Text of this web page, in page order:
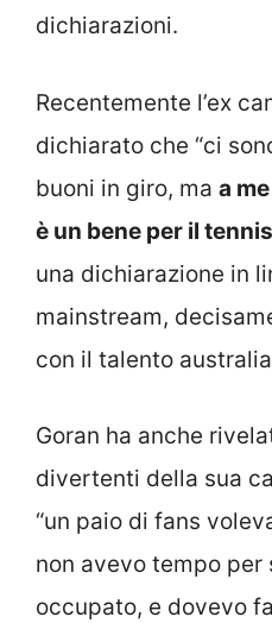
dichiarazioni.
Recentemente l’ex
dichiarato che “ci
buoni in giro, ma a
è un bene per il tennis
una dichiarazione in
mainstream,
con il talento
Goran ha anche
divertenti della sua
“un paio di fans
non avevo tempo per
occupato, e dovevo